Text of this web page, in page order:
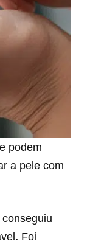
podem
a pele com
. Foi